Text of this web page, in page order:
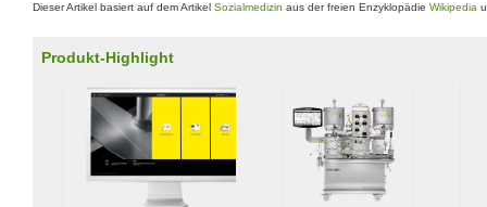
Dieser Artikel basiert auf dem Artikel Sozialmedizin aus der freien Enzyklopädie Wikipedia
Produkt-Highlight